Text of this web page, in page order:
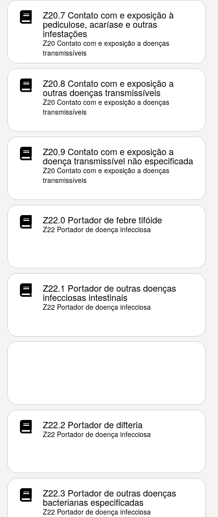
Z20.7 Contato com e exposição à
pediculose, acaríase e outras
infestações
Z20 Contato com e exposição a doenças
transmissíveis
Z20.8 Contato com e exposição a
outras doenças transmissíveis
Z20 Contato com e exposição a doenças
transmissíveis
Z20.9 Contato com e exposição a
doença transmissível não especificada
Z20 Contato com e exposição a doenças
transmissíveis
Z22.0 Portador de febre tifóide
Z22 Portador de doença infecciosa
Z22.1 Portador de outras doenças
infecciosas intestinais
Z22 Portador de doença infecciosa
Z22.2 Portador de difteria
Z22 Portador de doença infecciosa
Z22.3 Portador de outras doenças
bacterianas especificadas
Z22 Portador de doença infecciosa